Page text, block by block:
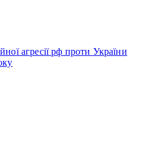
агресії рф проти України